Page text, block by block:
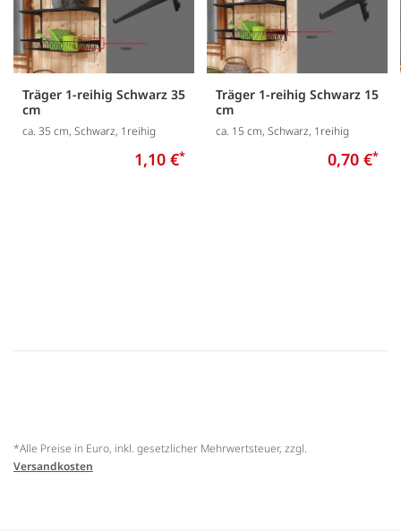
Träger 1-reihig Schwarz 35
cm
ca. 35 cm, Schwarz, 1reihig
1,10 €*
Träger 1-reihig Schwarz 15
cm
ca. 15 cm, Schwarz, 1reihig
0,70 €*
*Alle Preise in Euro, inkl. gesetzlicher Mehrwertsteuer, zzgl.
Versandkosten